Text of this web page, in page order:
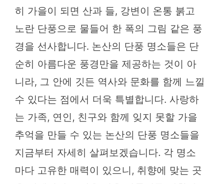
히 가을이 되면 산과 들, 강변이 온통 붉고
노란 단풍으로 물들어 한 폭의 그림 같은 풍
경을 선사합니다. 논산의 단풍 명소들은 단
순히 아름다운 풍경만을 제공하는 것이 아
니라, 그 안에 깃든 역사와 문화를 함께 느낄
수 있다는 점에서 더욱 특별합니다. 사랑하
는 가족, 연인, 친구와 함께 잊지 못할 가을
추억을 만들 수 있는 논산의 단풍 명소들을
지금부터 자세히 살펴보겠습니다. 각 명소
마다 고유한 매력이 있으니, 취향에 맞는 곳